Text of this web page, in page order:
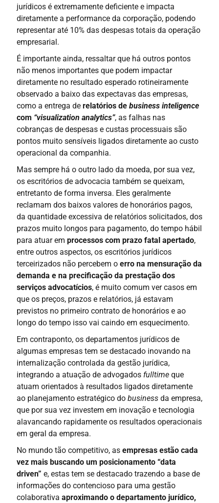
jurídicos é extremamente deficiente e impacta
diretamente a performance da corporação, podendo
representar até 10% das despesas totais da operação
empresarial.
É importante ainda, ressaltar que há outros pontos
não menos importantes que podem impactar
diretamente no resultado esperado rotineiramente
observado a baixo das expectavas das empresas,
como a entrega de relatórios de business inteligence
com “visualization analytics”, as falhas nas
cobranças de despesas e custas processuais são
pontos muito sensíveis ligados diretamente ao custo
operacional da companhia.
Mas sempre há o outro lado da moeda, por sua vez,
os escritórios de advocacia também se queixam,
entretanto de forma inversa. Eles geralmente
reclamam dos baixos valores de honorários pagos,
da quantidade excessiva de relatórios solicitados, dos
prazos muito longos para pagamento, do tempo hábil
para atuar em processos com prazo fatal apertado,
entre outros aspectos, os escritórios jurídicos
terceirizados não percebem o erro na mensuração da
demanda e na precificação da prestação dos
serviços advocatícios, é muito comum ver casos em
que os preços, prazos e relatórios, já estavam
previstos no primeiro contrato de honorários e ao
longo do tempo isso vai caindo em esquecimento.
Em contraponto, os departamentos jurídicos de
algumas empresas tem se destacado inovando na
internalização controlada da gestão jurídica,
integrando a atuação de advogados fulltimeque
atuam orientados à resultados ligados diretamente
ao planejamento estratégico do business da empresa,
que por sua vez investem em inovação e tecnologia
alavancando rapidamente os resultados operacionais
em geral da empresa.
No mundo tão competitivo, as empresas estão cada
vez mais buscando um posicionamento “data
driven” e, estas tem se destacado trazendo a base de
informações do contencioso para uma gestão
colaborativa aproximando o departamento jurídico,